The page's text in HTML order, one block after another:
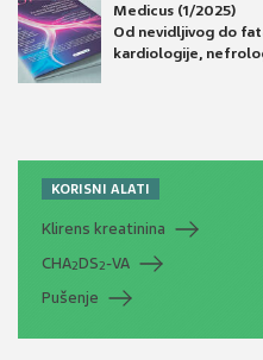
Medicus (1/2025)
Od nevidljivog do
kardiologije,
KORISNI ALATI
Klirens kreatinina
CHA2DS2-VA
Pušenje